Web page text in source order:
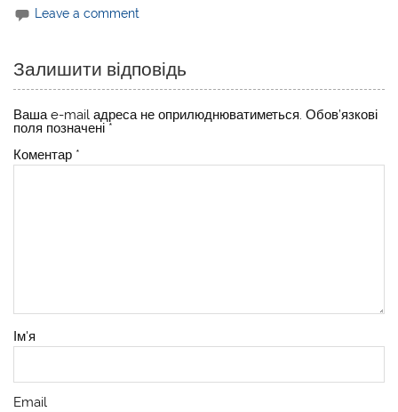
Leave a comment
Залишити відповідь
Ваша e-mail адреса не оприлюднюватиметься. Обов’язкові
поля позначені *
Коментар *
Ім'я
Email